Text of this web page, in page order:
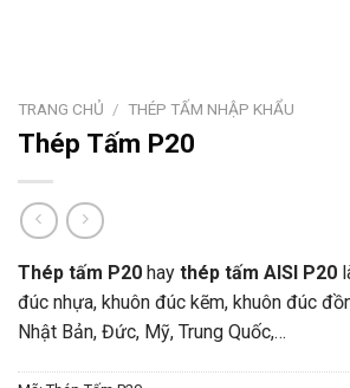
TRANG CHỦ / THÉP TẤM NHẬP KHẨU
Thép Tấm P20
Thép tấm P20 hay thép tấm AISI P20
đúc nhựa, khuôn đúc kẽm, khuôn đúc
Nhật Bản, Đức, Mỹ, Trung Quốc,…